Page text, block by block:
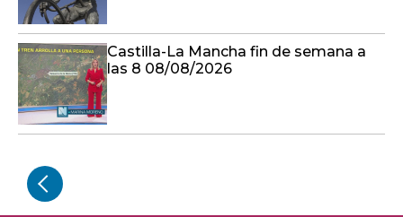
Castilla-La Mancha fin de semana a
las 8 08/08/2026